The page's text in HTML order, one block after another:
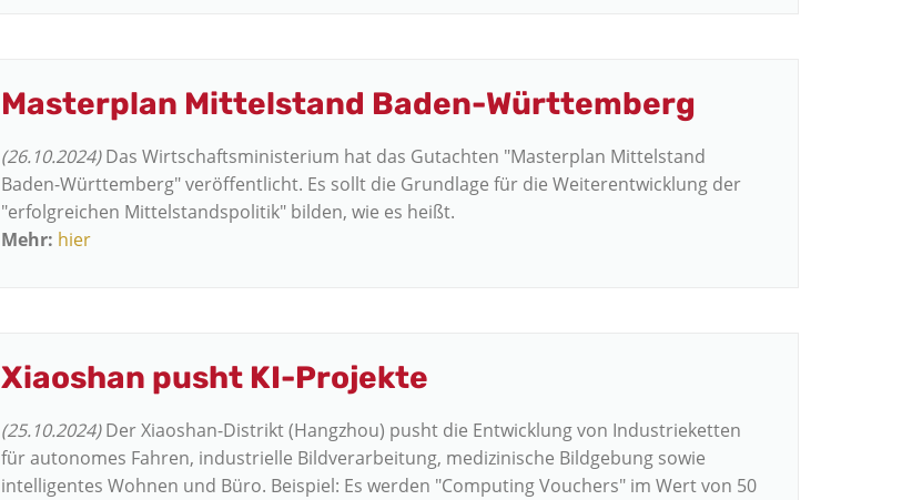
Masterplan Mittelstand Baden-Württemberg
(26.10.2024)Das Wirtschaftsministerium hat das Gutachten "Masterplan Mittelstand
Baden-Württemberg" veröffentlicht. Es sollt die Grundlage für die Weiterentwicklung der
"erfolgreichen Mittelstandspolitik" bilden, wie es heißt.
Mehr: hier
Xiaoshan pusht KI-Projekte
(25.10.2024)Der Xiaoshan-Distrikt (Hangzhou) pusht die Entwicklung von Industrieketten
für autonomes Fahren, industrielle Bildverarbeitung, medizinische Bildgebung sowie
intelligentes Wohnen und Büro. Beispiel: Es werden "Computing Vouchers" im Wert von 50